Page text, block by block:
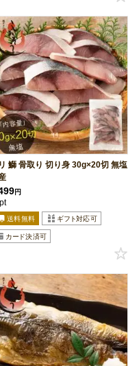
鰤 骨取り 切り身 30g×20切 無塩
円